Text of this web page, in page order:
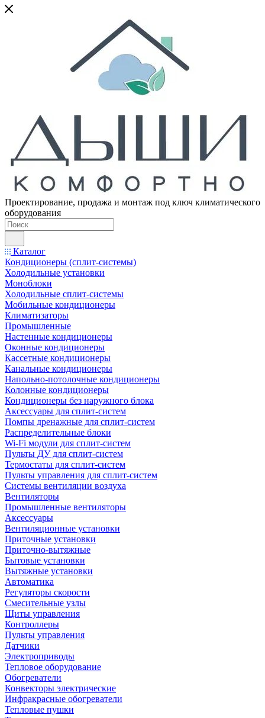
Проектирование, продажа и монтаж под ключ климатического
оборудования
Каталог
Кондиционеры (сплит-системы)
Холодильные установки
Моноблоки
Холодильные сплит-системы
Мобильные кондиционеры
Климатизаторы
Промышленные
Настенные кондиционеры
Оконные кондиционеры
Кассетные кондиционеры
Канальные кондиционеры
Напольно-потолочные кондиционеры
Колонные кондиционеры
Кондиционеры без наружного блока
Аксессуары для сплит-систем
Помпы дренажные для сплит-систем
Распределительные блоки
Wi-Fi модули для сплит-систем
Пульты ДУ для сплит-систем
Термостаты для сплит-систем
Пульты управления для сплит-систем
Системы вентиляции воздуха
Вентиляторы
Промышленные вентиляторы
Аксессуары
Вентиляционные установки
Приточные установки
Приточно-вытяжные
Бытовые установки
Вытяжные установки
Автоматика
Регуляторы скорости
Смесительные узлы
Щиты управления
Контроллеры
Пульты управления
Датчики
Электроприводы
Тепловое оборудование
Обогреватели
Конвекторы электрические
Инфракрасные обогреватели
Тепловые пушки